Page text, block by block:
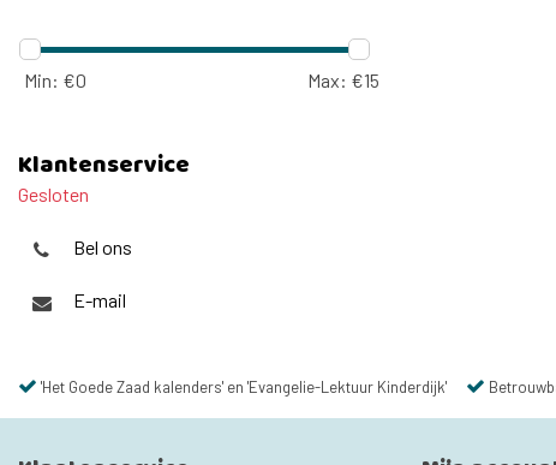
Min: €0 Max: €15
Klantenservice
Gesloten
Bel ons
E-mail
'Het Goede Zaad kalenders' en 'Evangelie-Lektuur Kinderdijk'